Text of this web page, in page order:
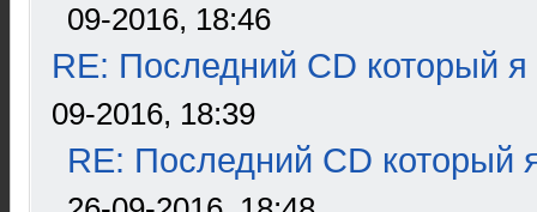
09-2016, 18:46
RE: Последний CD который я
09-2016, 18:39
RE: Последний CD который